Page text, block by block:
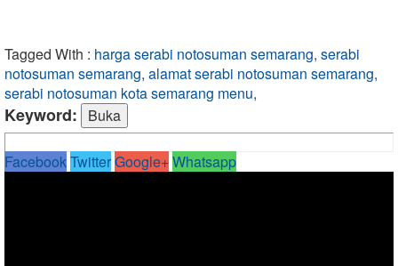
Tagged With : harga serabi notosuman semarang, serabi
notosuman semarang, alamat serabi notosuman semarang,
serabi notosuman kota semarang menu,
Keyword:
FacebookTwitterGoogle+Whatsapp